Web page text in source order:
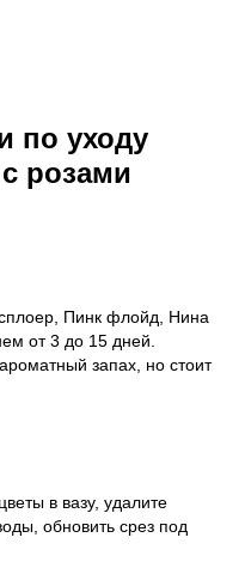
по уходу
розами
Пинк флойд, Нина
от 3 до 15 дней.
запах, но стоит
в вазу, удалите
обновить срез под